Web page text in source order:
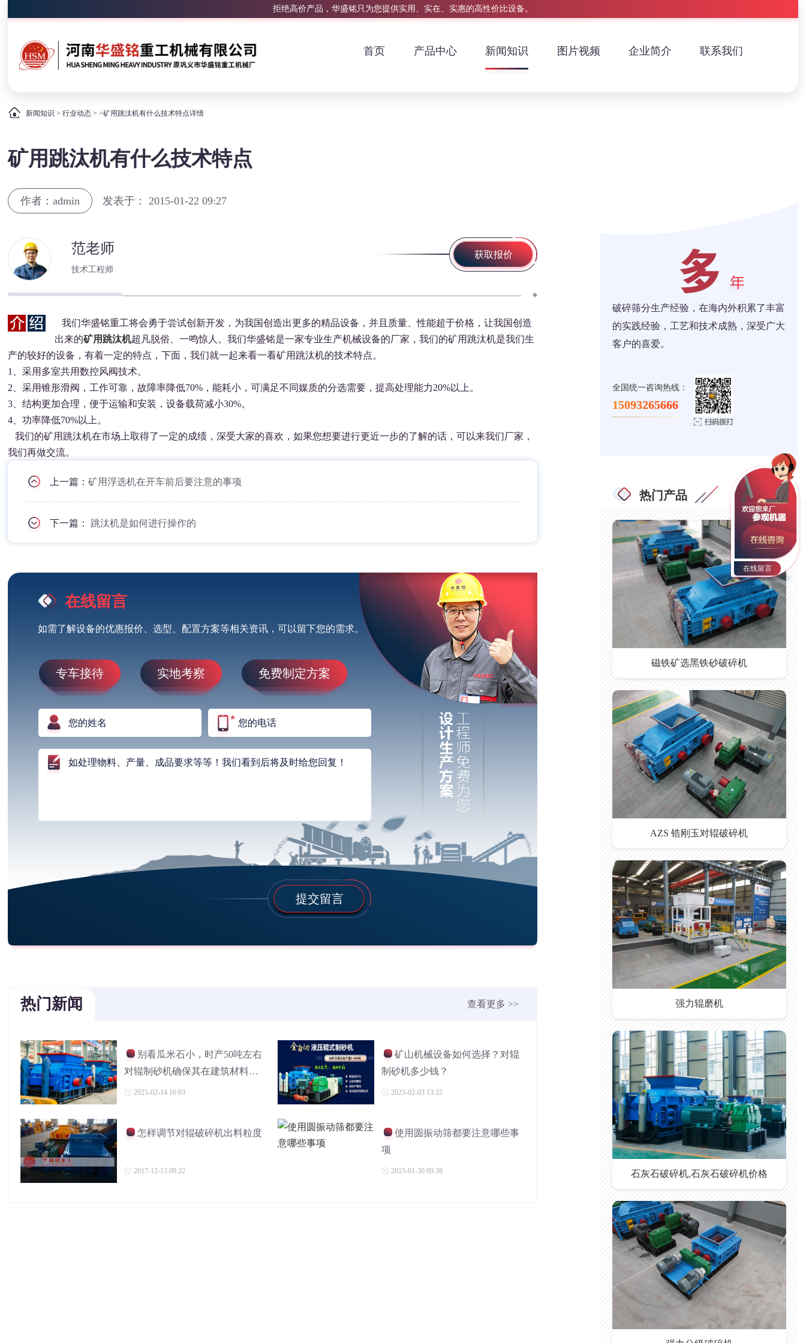
拒绝高价产品，华盛铭只为您提供实用、实在、实惠的高性价比设备。
首页 产品中心 新闻知识 图片视频 企业简介 联系我们
新闻知识 >行业动态 > >矿用跳汰机有什么技术特点详情
矿用跳汰机有什么技术特点
作者：admin 发表于： 2015-01-22 09:27
范老师
技术工程师
获取报价
我们华盛铭重工将会勇于尝试创新开发，为我国创造出更多的精品设备，并且质量、性能超于价格，让我国创造
出来的矿用跳汰机超凡脱俗、一鸣惊人。我们华盛铭是一家专业生产机械设备的厂家，我们的矿用跳汰机是我们生
产的较好的设备，有着一定的特点，下面，我们就一起来看一看矿用跳汰机的技术特点。
1、采用多室共用数控风阀技术。
2、采用锥形滑阀，工作可靠，故障率降低70%，能耗小，可满足不同媒质的分选需要，提高处理能力20%以上。
3、结构更加合理，便于运输和安装，设备载荷减小30%。
4、功率降低70%以上。
我们的矿用跳汰机在市场上取得了一定的成绩，深受大家的喜欢，如果您想要进行更近一步的了解的话，可以来我们厂家，
我们再做交流。
上一篇：矿用浮选机在开车前后要注意的事项
下一篇： 跳汰机是如何进行操作的
在线留言
如需了解设备的优惠报价、选型、配置方案等相关资讯，可以留下您的需求。
专车接待 实地考察 免费制定方案
提交留言
热门新闻 查看更多 >>
别看瓜米石小，时产50吨左右
对辊制砂机确保其在建筑材料中
的广泛应用
2025-02-14 16:03
矿山机械设备如何选择？对辊
制砂机多少钱？
2023-02-03 13:32
怎样调节对辊破碎机出料粒度
2017-12-13 09:22
使用圆振动筛都要注意哪些事
项
2015-01-30 09:38
破碎筛分生产经验，在海内外积累了丰富
的实践经验，工艺和技术成熟，深受广大
客户的喜爱。
全国统一咨询热线：
15093265666
热门产品
磁铁矿选黑铁砂破碎机
AZS 锆刚玉对辊破碎机
强力辊磨机
石灰石破碎机,石灰石破碎机价格
在线留言